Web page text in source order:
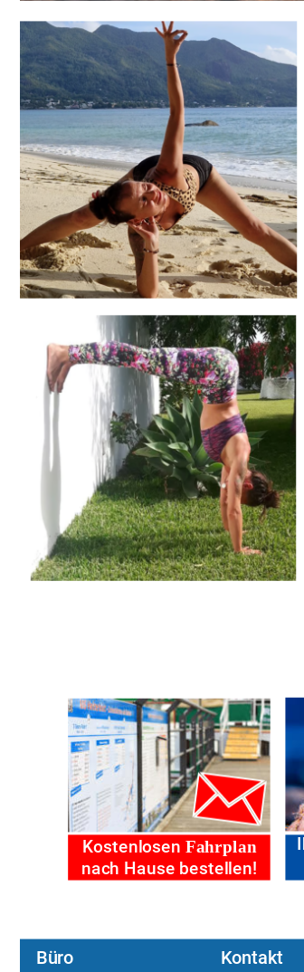
Kostenlosen Fahrplan
nach Hause bestellen!
Büro Kontakt